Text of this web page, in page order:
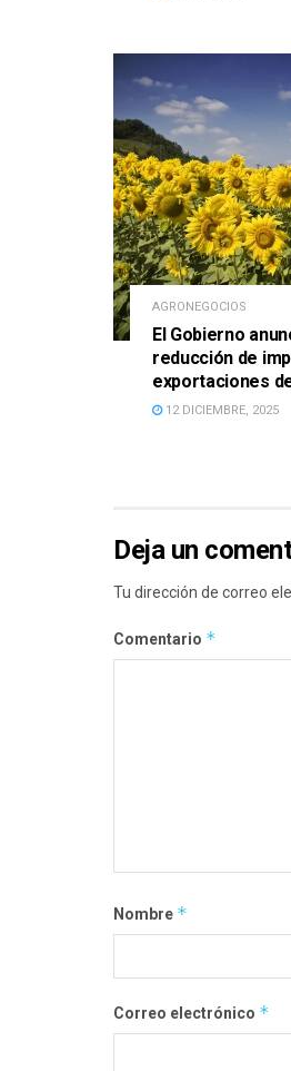
AGRONEGOCIOS
El Gobierno
reducción de
exportaciones
12 DICIEMBRE, 2025
Deja un
Tu dirección de correo
Comentario *
Nombre *
Correo electrónico *